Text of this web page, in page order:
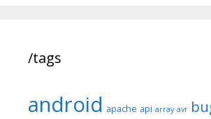
/tags
android apache api array avr